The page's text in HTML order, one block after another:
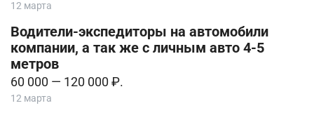
12 марта
Водители-экcпeдитopы нa автомобили
компании, а так же с личным авто 4-5
метров
60 000 — 120 000 ₽.
12 марта